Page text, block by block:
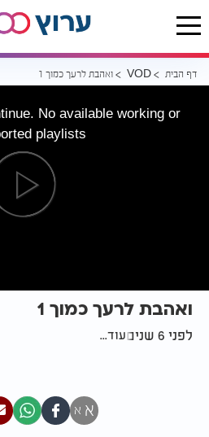
דף הבית VOD ואהבת לרעך כמוך 1
No available working or
playlists.
ואהבת לרעך כמוך 1
לפני 6 שנים עוד...
א א